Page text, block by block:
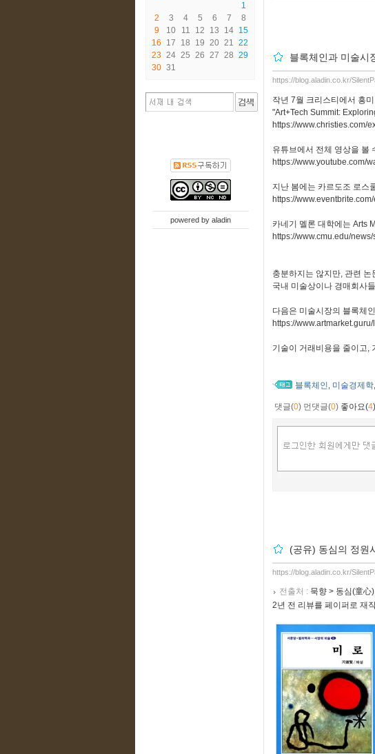
1
2
3 4 5 6 7
8
9
10 11 12 13 14 15
16
17 18 19 20 21 22
23 24 25 26 27 28 29
30 31
powered by aladin
블록체인과 미술시
https://blog.aladin.co.kr/
작년 7월 크리스티에서 흥
"Art+Tech Summit:
https://www.christies.com/
유튜브에서 전체 영상을 볼
https://www.youtube.com/
지난 봄에는 카르도조 로스
https://
카네기 멜론 대학에는 Arts
https://www.cmu.edu/
충분하지는 않지만, 관련 논
국내 미술상이나 경매회사
다음은 미술시장의 블록체
https://
기술이 거래비용을 줄이고,
블록체인 미술경제학
댓글(0) 먼댓글(0) 좋아요(4)
(공유) 동심의 정원
https://blog.aladin.co.kr/
전출처 : 묵향 > 동심(童心
2년 전 리뷰를 페이퍼로 재